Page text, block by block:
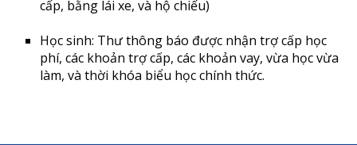
cấp, bằng lái xe, và hộ chiếu)
Học sinh: Thư thông báo được nhận trợ cấp học
phí, các khoản trợ cấp, các khoản vay, vừa học vừa
làm, và thời khóa biểu học chính thức.